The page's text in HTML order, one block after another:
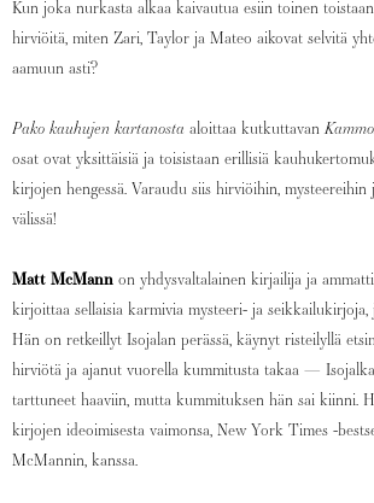
Kun joka nurkasta alkaa kaivautua esiin toinen
hirviöitä, miten Zari, Taylor ja Mateo aikovat selvitä
aamuun asti?
Pako kauhujen kartanosta aloittaa kutkuttavan
osat ovat yksittäisiä ja toisistaan erillisiä
kirjojen hengessä. Varaudu siis hirviöihin,
välissä!
Matt McMann on yhdysvaltalainen kirjailija ja
kirjoittaa sellaisia karmivia mysteeri- ja seikkailukirjoja,
Hän on retkeillyt Isojalan perässä, käynyt risteilyllä
hirviötä ja ajanut vuorella kummitusta takaa —
tarttuneet haaviin, mutta kummituksen hän sai kiinni.
kirjojen ideoimisesta vaimonsa, New York Times -
McMannin, kanssa.